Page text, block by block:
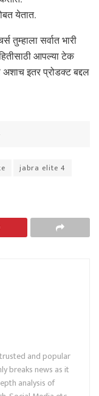
येतात.
तुम्हाला सर्वात भारी
आपल्या टेक
इतर प्रोडक्ट बद्दल
jabra elite 4
and popular
breaks news as it
analysis of